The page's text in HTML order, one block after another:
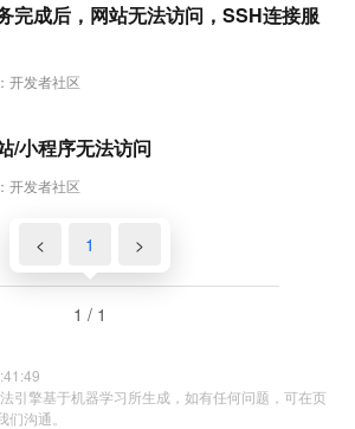
开发者社区
完成后，网站无法访问，SSH连接服
开发者社区
/小程序无法访问
< 1 >
1 / 1
引擎基于机器学习所生成，如有任何问题，可在页
沟通。